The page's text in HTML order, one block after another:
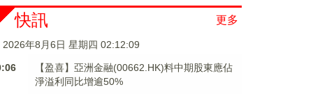
更多
快訊
2026年8月6日 星期四 02:12:10
【盈喜】亞洲金融(00662.HK)料中期股東應佔
淨溢利同比增逾50%